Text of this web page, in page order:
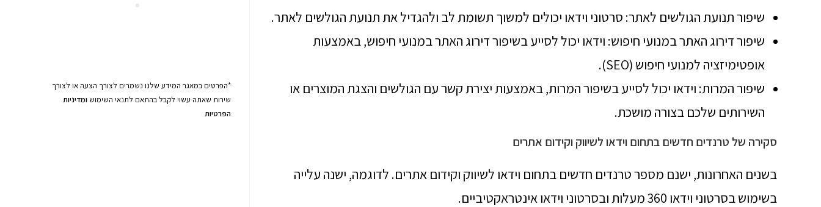
שיפור תנועת הגולשים לאתר: סרטוני וידאו יכולים למשוך תשומת לב ולהגדיל את תנועת הגולשים לאתר.
שיפור דירוג האתר במנועי חיפוש: וידאו יכול לסייע בשיפור דירוג האתר במנועי חיפוש, באמצעות
אופטימיזציה למנועי חיפוש (SEO).
שיפור המרות: וידאו יכול לסייע בשיפור המרות, באמצעות יצירת קשר עם הגולשים והצגת המוצרים או
השירותים שלכם בצורה מושכת.
סקירה של טרנדים חדשים בתחום וידאו לשיווק וקידום אתרים
בשנים האחרונות, ישנם מספר טרנדים חדשים בתחום וידאו לשיווק וקידום אתרים. לדוגמה, ישנה עלייה
בשימוש בסרטוני וידאו 360 מעלות ובסרטוני וידאו אינטראקטיביים.
*הפרטים במאגר המידע שלנו נשמרים לצורך הצעה או לצורך
שירות שאתה עשוי לקבל בהתאם לתנאי השימוש ומדיניות
הפרטיות